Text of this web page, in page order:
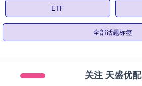
ETF
全部话题标签
关注 天盛优配